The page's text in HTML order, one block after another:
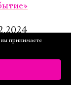
принимаете